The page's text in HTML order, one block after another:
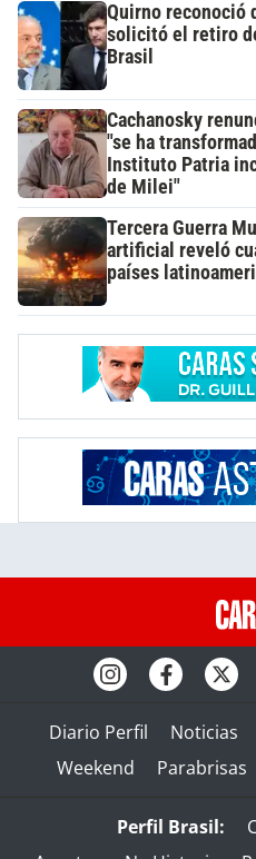
Quirno reconoció
solicitó el retiro
Brasil
Cachanosky
"se ha
Instituto Patria
de Milei"
Tercera Guerra
artificial reveló
países
Diario Perfil Noticias
Weekend
Parabrisas
Perfil Brasil: